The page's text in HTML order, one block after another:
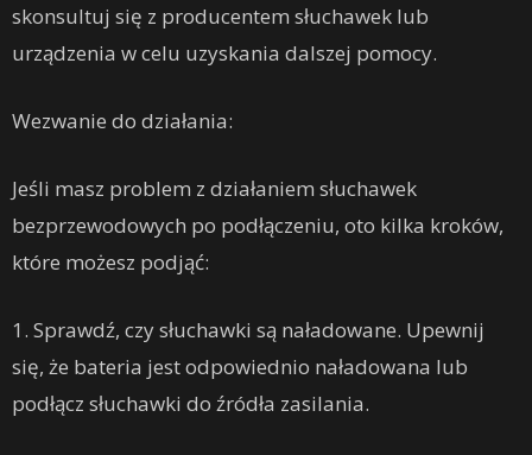
skonsultuj się z producentem słuchawek lub
urządzenia w celu uzyskania dalszej pomocy.
Wezwanie do działania:
Jeśli masz problem z działaniem słuchawek
bezprzewodowych po podłączeniu, oto kilka kroków,
które możesz podjąć:
1. Sprawdź, czy słuchawki są naładowane. Upewnij
się, że bateria jest odpowiednio naładowana lub
podłącz słuchawki do źródła zasilania.